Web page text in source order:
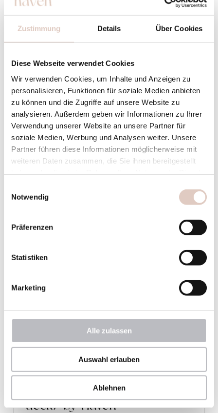
Zustimmung Details Über Cookies
Diese Webseite verwendet Cookies
Wir verwenden Cookies, um Inhalte und Anzeigen zu
personalisieren, Funktionen für soziale Medien anbieten
zu können und die Zugriffe auf unsere Website zu
analysieren. Außerdem geben wir Informationen zu Ihrer
Verwendung unserer Website an unsere Partner für
soziale Medien, Werbung und Analysen weiter. Unsere
Partner führen diese Informationen möglicherweise mit
weiteren Daten zusammen, die Sie ihnen bereitgestellt
Notwendig
Präferenzen
Statistiken
Marketing
Alle zulassen
Auswahl erlauben
Ablehnen
Pressetexte
facts & figures
deck7 by Haven